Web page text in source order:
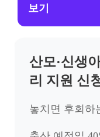
보기
산모·신생
리 지원 신
놓치면 후회하